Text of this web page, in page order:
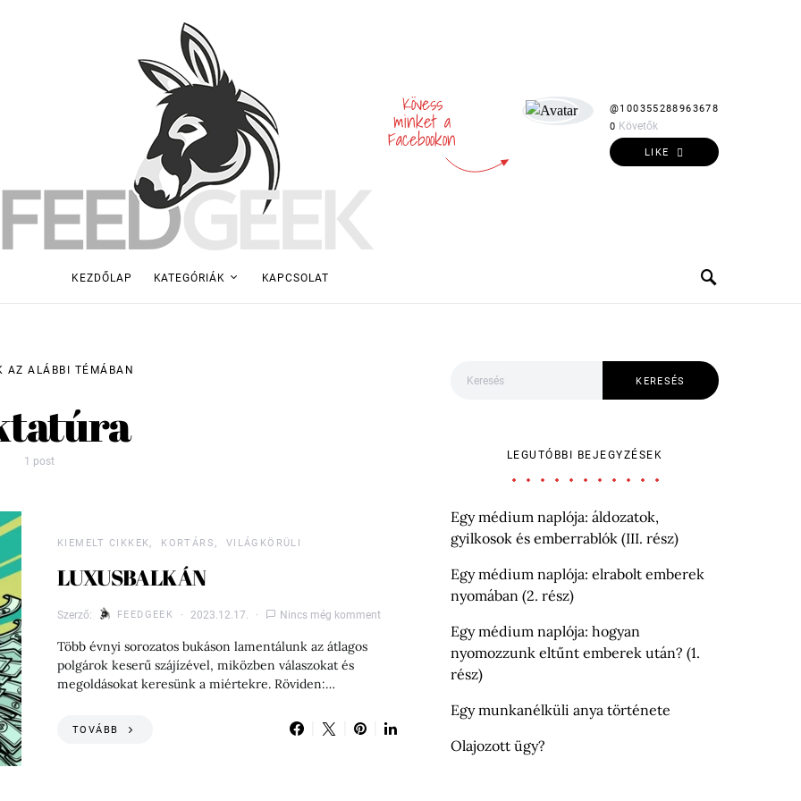
Kövess
minket a
Facebookon
@100355288963678
0 Követők
LIKE
KEZDŐLAP KATEGÓRIÁK KAPCSOLAT
AZ ALÁBBI TÉMÁBAN
1 post
KIEMELT CIKKEK KORTÁRS VILÁGKÖRÜLI
LUXUSBALKÁN
Szerző: FEEDGEEK 2023.12.17. Nincs még komment
Több évnyi sorozatos bukáson lamentálunk az átlagos
polgárok keserű szájízével, miközben válaszokat és
megoldásokat keresünk a miértekre. Röviden:…
TOVÁBB
KERESÉS
LEGUTÓBBI BEJEGYZÉSEK
Egy médium naplója: áldozatok,
gyilkosok és emberrablók (III. rész)
Egy médium naplója: elrabolt emberek
nyomában (2. rész)
Egy médium naplója: hogyan
nyomozzunk eltűnt emberek után? (1.
rész)
Egy munkanélküli anya története
Olajozott ügy?